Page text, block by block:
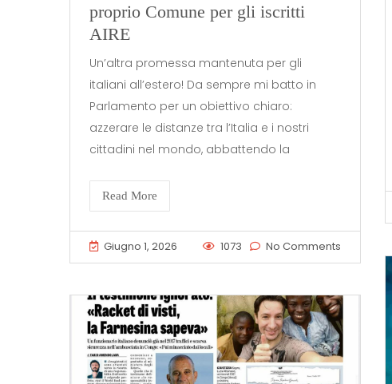
proprio Comune per gli iscritti
AIRE
Un’altra promessa mantenuta per gli
italiani all’estero! Da sempre mi batto in
Parlamento per un obiettivo chiaro:
azzerare le distanze tra l’Italia e i nostri
cittadini nel mondo, abbattendo la
Read More
Giugno 1, 2026 1073 No Comments